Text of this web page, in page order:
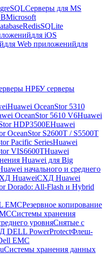
Серверы для MS
Microsoft
RedisSQLite
для iOS
для Web приложенийдля
HPБУ серверы
Huawei OceanStor 5310
OceanStor 5610 V6Huawei
HDP3500EHuawei
OceanStor S2600T / S5500T
Pacific SeriesHuawei
VIS6600THuawei
Huawei для Big
начального и среднего
HuaweiСХД Huawei
Dorado: All-Flash и Hybrid
EMCРезервное копирование
Системы хранения
уровняСнятые с
DELL PowerProtectФлеш-
EMC
Системы хранения данных